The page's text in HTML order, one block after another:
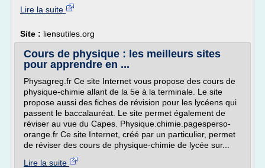
Lire la suite
Site : liensutiles.org
Cours de physique : les meilleurs sites
pour apprendre en ...
Physagreg.fr Ce site Internet vous propose des cours de
physique-chimie allant de la 5e à la terminale. Le site
propose aussi des fiches de révision pour les lycéens qui
passent le baccalauréat. Le site permet également de
réviser au vue du Capes. Physique.chimie.pagesperso-
orange.fr Ce site Internet, créé par un particulier, permet
de réviser des cours de physique-chimie de lycée sur...
Lire la suite